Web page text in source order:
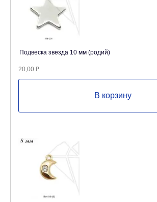
Подвеска звезда 10 мм (родий)
20,00 ₽
В корзину